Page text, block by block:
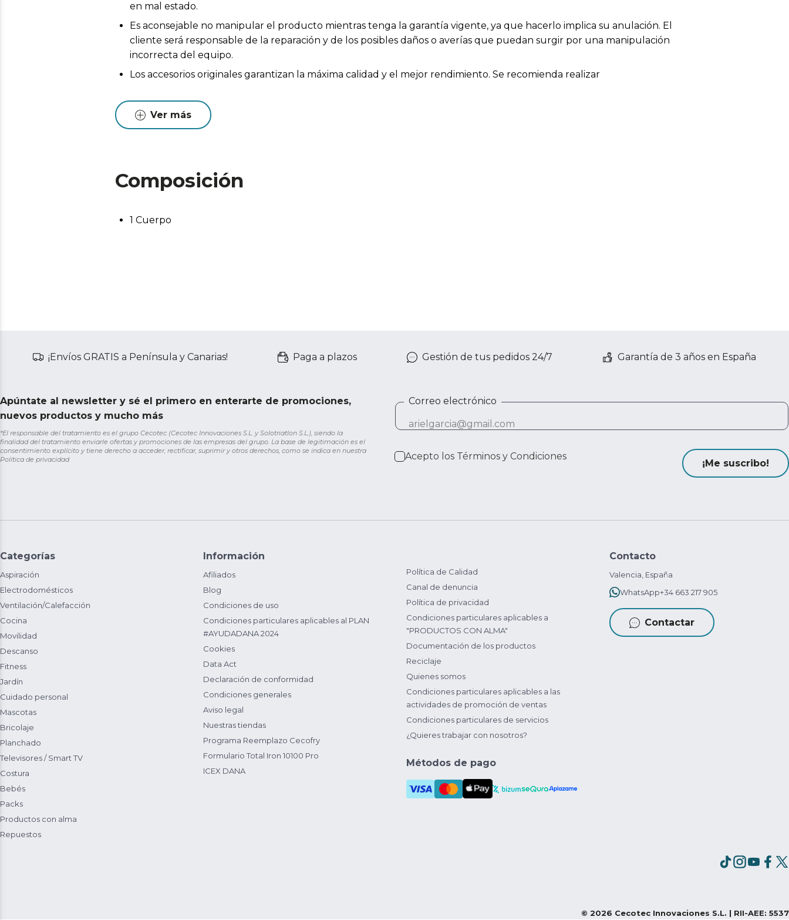
en mal estado.
Es aconsejable no manipular el producto mientras tenga la garantía vigente, ya que hacerlo implica su anulación. El
cliente será responsable de la reparación y de los posibles daños o averías que puedan surgir por una manipulación
incorrecta del equipo.
Los accesorios originales garantizan la máxima calidad y el mejor rendimiento. Se recomienda realizar
Ver más
Composición
1 Cuerpo
¡Envíos GRATIS a Península y Canarias! Paga a plazos Gestión de tus pedidos 24/7 Garantía de 3 años en España
Apúntate al newsletter y sé el primero en enterarte de promociones,
nuevos productos y mucho más
*El responsable del tratamiento es el grupo Cecotec (Cecotec Innovaciones S.L. y Solotriatlon S.L.), siendo la
finalidad del tratamiento enviarle ofertas y promociones de las empresas del grupo. La base de legitimación es el
consentimiento explícito y tiene derecho a acceder, rectificar, suprimir y otros derechos, como se indica en nuestra
Política de privacidad
Correo electrónico
Acepto los Términos y Condiciones
¡Me suscribo!
Categorías
Aspiración
Electrodomésticos
Ventilación/Calefacción
Cocina
Movilidad
Descanso
Fitness
Jardín
Cuidado personal
Mascotas
Bricolaje
Planchado
Televisores / Smart TV
Costura
Bebés
Packs
Productos con alma
Repuestos
Información
Afiliados
Blog
Condiciones de uso
Condiciones particulares aplicables al PLAN
#AYUDADANA 2024
Cookies
Data Act
Declaración de conformidad
Condiciones generales
Aviso legal
Nuestras tiendas
Programa Reemplazo Cecofry
Formulario Total Iron 10100 Pro
ICEX DANA
Política de Calidad
Canal de denuncia
Política de privacidad
Condiciones particulares aplicables a
"PRODUCTOS CON ALMA"
Documentación de los productos
Reciclaje
Quienes somos
Condiciones particulares aplicables a las
actividades de promoción de ventas
Condiciones particulares de servicios
¿Quieres trabajar con nosotros?
Métodos de pago
Contacto
Valencia, España
WhatsApp+34 663 217 905
Contactar
© 2026 Cecotec Innovaciones S.L. | RII-AEE: 5537